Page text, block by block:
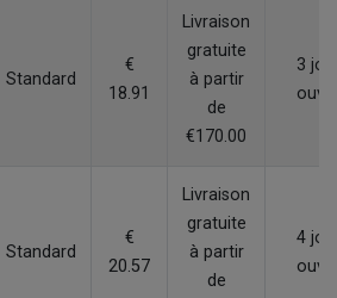
Standard
€
18.91
Livraison
gratuite
à partir
de
€170.00
3
Standard
€
20.57
Livraison
gratuite
à partir
de
4